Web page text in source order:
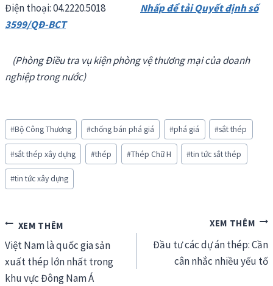
Điện thoại: 04.2220.5018 Nhấp để tải Quyết định số
3599/QĐ-BCT
(Phòng Điều tra vụ kiện phòng vệ thương mại của doanh
nghiệp trong nước)
Post
Tags:
#Bộ Công Thương #chống bán phá giá #phá giá #sắt thép
#sắt thép xây dựng #thép #Thép Chữ H #tin tức sắt thép
#tin tức xây dựng
Điều
hướng
bài
Việt Nam là quốc gia sản
xuất thép lớn nhất trong
khu vực Đông Nam Á
Đầu tư các dự án thép: Cần
cân nhắc nhiều yếu tố